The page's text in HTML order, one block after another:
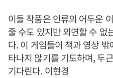
이들 작품은 인류의 어두운
줄 수도 있지만 외면할 수 없
다. 이 게임들이 책과 영상
타나지 않기를 기도하며, 두
기다린다. 이현경